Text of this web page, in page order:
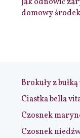
domowy
Brokuły z
Ciastka bella
Czosnek
Czosnek